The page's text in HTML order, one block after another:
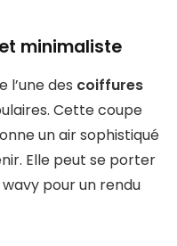
et minimaliste
l’une des coiffures
Cette coupe
un air sophistiqué
Elle peut se porter
pour un rendu